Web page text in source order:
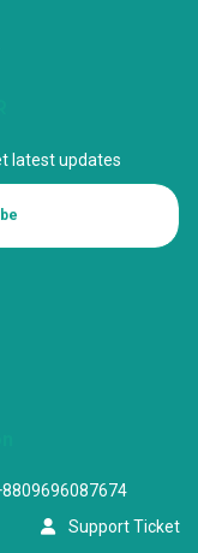
latest updates
Support Ticket